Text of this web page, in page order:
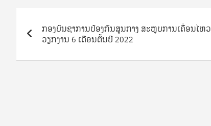
navigation
ກອງບັນຊາການປ້ອງກັນສູນກາງ ສະຫຼຸບການເຄື່ອນໄຫວ
ວຽກງານ 6 ເດືອນຕົ້ນປີ 2022